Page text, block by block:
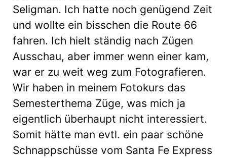
Seligman. Ich hatte noch genügend Zeit
und wollte ein bisschen die Route 66
fahren. Ich hielt ständig nach Zügen
Ausschau, aber immer wenn einer kam,
war er zu weit weg zum Fotografieren.
Wir haben in meinem Fotokurs das
Semesterthema Züge, was mich ja
eigentlich überhaupt nicht interessiert.
Somit hätte man evtl. ein paar schöne
Schnappschüsse vom Santa Fe Express